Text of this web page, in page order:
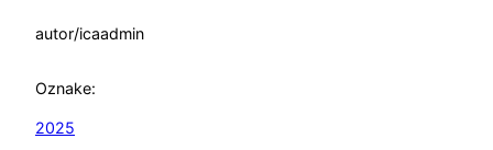
autor/icaadmin
Oznake:
2025